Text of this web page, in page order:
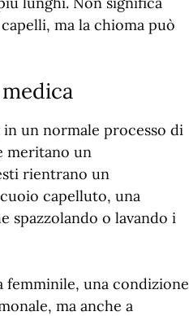
ma la chioma può
un normale processo di
meritano un
rientrano un
capelluto, una
spazzolando o lavando i
femminile, una condizione
ma anche a